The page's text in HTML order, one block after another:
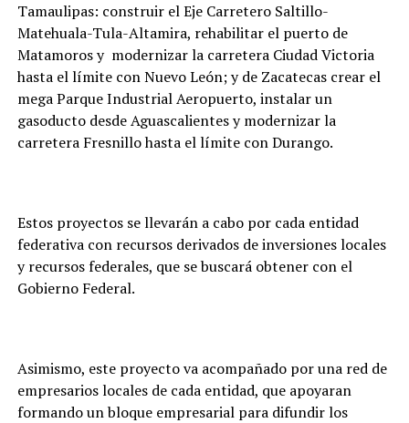
Tamaulipas: construir el Eje Carretero Saltillo-
Matehuala-Tula-Altamira, rehabilitar el puerto de
Matamoros y modernizar la carretera Ciudad Victoria
hasta el límite con Nuevo León; y de Zacatecas crear el
mega Parque Industrial Aeropuerto, instalar un
gasoducto desde Aguascalientes y modernizar la
carretera Fresnillo hasta el límite con Durango.
Estos proyectos se llevarán a cabo por cada entidad
federativa con recursos derivados de inversiones locales
y recursos federales, que se buscará obtener con el
Gobierno Federal.
Asimismo, este proyecto va acompañado por una red de
empresarios locales de cada entidad, que apoyaran
formando un bloque empresarial para difundir los